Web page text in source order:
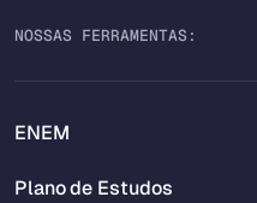
NOSSAS FERRAMENTAS:
ENEM
Plano de Estudos